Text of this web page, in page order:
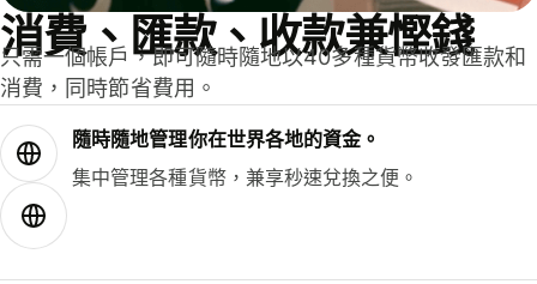
消費、匯款、收款兼慳錢
只需一個帳戶，即可隨時隨地以40多種貨幣收發匯款和
消費，同時節省費用。
隨時隨地管理你在世界各地的資金。
集中管理各種貨幣，兼享秒速兌換之便。